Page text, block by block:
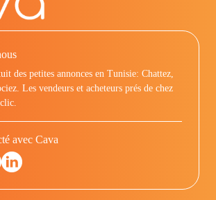
des petites annonces en Tunisie: Chattez,
Les vendeurs et acheteurs prés de chez
avec Cava